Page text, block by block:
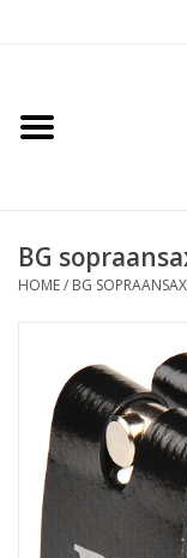
Home
Reparaties en
Webshop
Verhuur hobo's
Merken
BG
HOME/ BG